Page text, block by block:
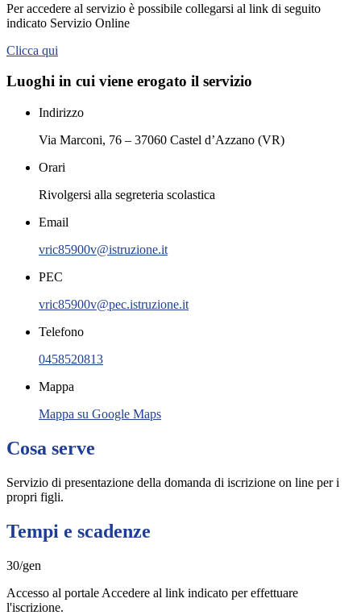
Per accedere al servizio è possibile collegarsi al link di seguito
indicato Servizio Online
Clicca qui
Luoghi in cui viene erogato il servizio
Indirizzo
Via Marconi, 76 – 37060 Castel d’Azzano (VR)
Orari
Rivolgersi alla segreteria scolastica
Email
vric85900v@istruzione.it
PEC
vric85900v@pec.istruzione.it
Telefono
0458520813
Mappa
Mappa su Google Maps
Cosa serve
Servizio di presentazione della domanda di iscrizione on line per i
propri figli.
Tempi e scadenze
30/gen
Accesso al portale Accedere al link indicato per effettuare
l'iscrizione.